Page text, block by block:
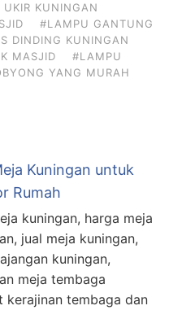
KUNINGAN
#LAMPU GANTUNG
DINDING KUNINGAN
MASJID
#LAMPU
YANG MURAH
Kuningan untuk
Rumah
kuningan, harga meja
jual meja kuningan,
kuningan,
meja tembaga
kerajinan tembaga dan